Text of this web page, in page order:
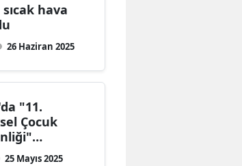
hava
26 Haziran 2025
"11.
Çocuk
25 Mayıs 2025